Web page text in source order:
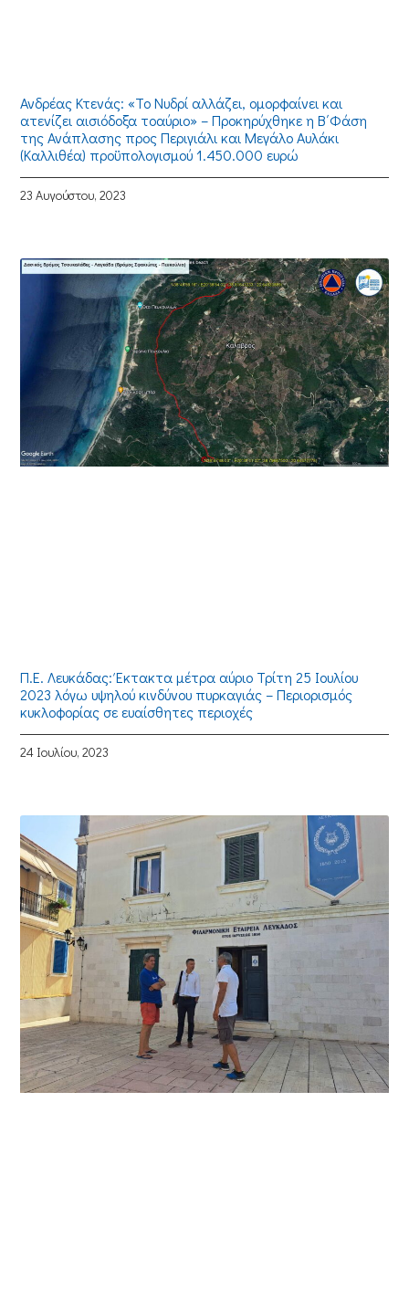
Ανδρέας Κτενάς: «Το Νυδρί αλλάζει, ομορφαίνει και
ατενίζει αισιόδοξα τοαύριο» – Προκηρύχθηκε η Β΄Φάση
της Ανάπλασης προς Περιγιάλι και Μεγάλο Αυλάκι
(Καλλιθέα) προϋπολογισμού 1.450.000 ευρώ
23 Αυγούστου, 2023
Π.Ε. Λευκάδας: Έκτακτα μέτρα αύριο Τρίτη 25 Ιουλίου
2023 λόγω υψηλού κινδύνου πυρκαγιάς – Περιορισμός
κυκλοφορίας σε ευαίσθητες περιοχές
24 Ιουλίου, 2023